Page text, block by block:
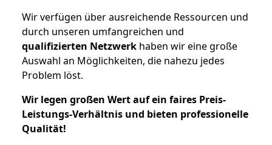
Wir verfügen über ausreichende Ressourcen und
durch unseren umfangreichen und
qualifizierten Netzwerk haben wir eine große
Auswahl an Möglichkeiten, die nahezu jedes
Problem löst.
Wir legen großen Wert auf ein faires Preis-
Leistungs-Verhältnis und bieten professionelle
Qualität!